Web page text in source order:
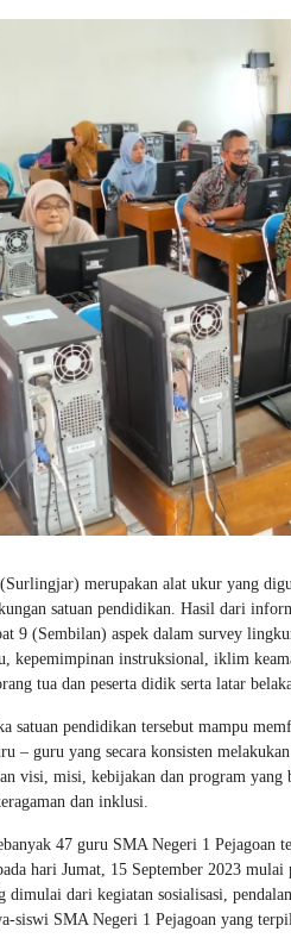
merupakan alat ukur yang
satuan pendidikan. Hasil dari
9 (Sembilan) aspek dalam survey
kepemimpinan instruksional, iklim
tua dan peserta didik serta latar
satuan pendidikan tersebut mampu
– guru yang secara konsisten
visi, misi, kebijakan dan program
dan inklusi.
47 guru SMA Negeri 1 Pejagoan
hari Jumat, 15 September 2023
dimulai dari kegiatan sosialisasi,
siswi SMA Negeri 1 Pejagoan yang